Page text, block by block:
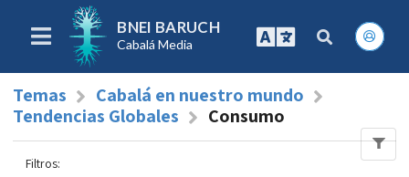
BNEI BARUCH
Cabalá Media
Temas
Cabalá en nuestro mundo
Tendencias Globales
Consumo
Filtros: